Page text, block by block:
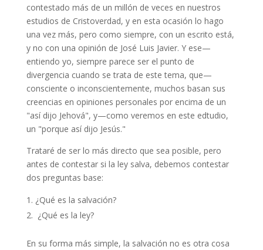
contestado más de un millón de veces en nuestros
estudios de Cristoverdad, y en esta ocasión lo hago
una vez más, pero como siempre, con un escrito está,
y no con una opinión de José Luis Javier. Y ese—
entiendo yo, siempre parece ser el punto de
divergencia cuando se trata de este tema, que—
consciente o inconscientemente, muchos basan sus
creencias en opiniones personales por encima de un
"así dijo Jehová", y—como veremos en este edtudio,
un "porque así dijo Jesús."
Trataré de ser lo más directo que sea posible, pero
antes de contestar si la ley salva, debemos contestar
dos preguntas base:
¿Qué es la salvación?
¿Qué es la ley?
En su forma más simple, la salvación no es otra cosa